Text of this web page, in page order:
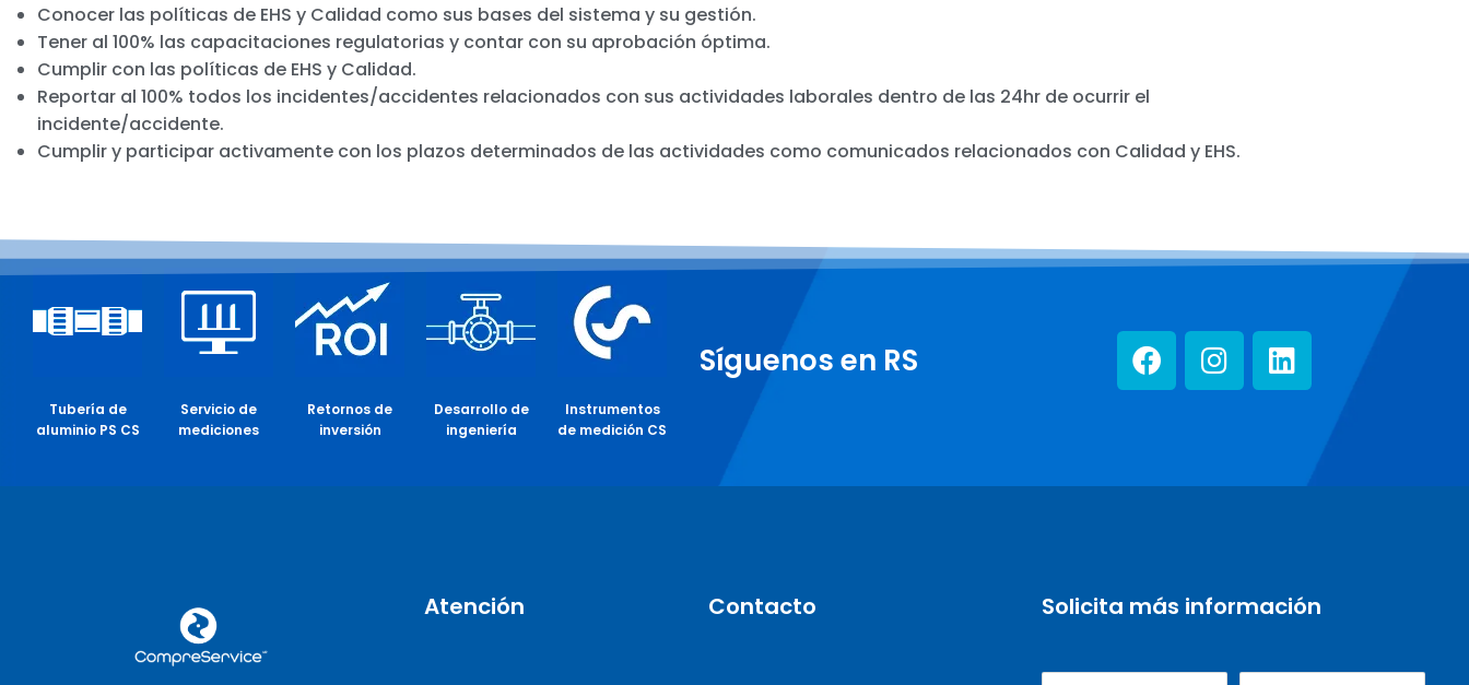
Conocer las políticas de EHS y Calidad como sus bases del sistema y su gestión.
Tener al 100% las capacitaciones regulatorias y contar con su aprobación óptima.
Cumplir con las políticas de EHS y Calidad.
Reportar al 100% todos los incidentes/accidentes relacionados con sus actividades laborales dentro de las 24hr de ocurrir el
incidente/accidente.
Cumplir y participar activamente con los plazos determinados de las actividades como comunicados relacionados con Calidad y EHS.
Tubería de
aluminio PS CS
Servicio de
mediciones
Retornos de
inversión
Desarrollo de
ingeniería
Instrumentos
de medición CS
Síguenos en RS
Atención Contacto Solicita más información